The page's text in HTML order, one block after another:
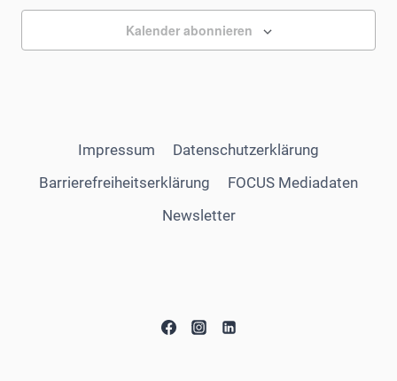
Kalender abonnieren
Impressum
Datenschutzerklärung
Barrierefreiheitserklärung
FOCUS Mediadaten
Newsletter